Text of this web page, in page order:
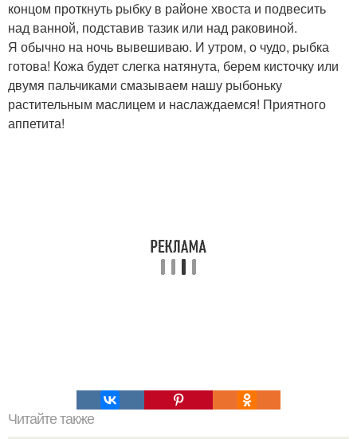
концом проткнуть рыбку в районе хвоста и подвесить
над ванной, подставив тазик или над раковиной.
Я обычно на ночь вывешиваю. И утром, о чудо, рыбка
готова! Кожа будет слегка натянута, берем кисточку или
двумя пальчиками смазываем нашу рыбоньку
растительным маслицем и наслаждаемся! Приятного
аппетита!
Читайте также